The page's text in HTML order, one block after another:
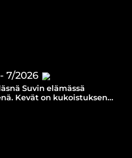
7/2026
Suvin elämässä
Kevät on kukoistuksen
suomalaista melankoliaa.